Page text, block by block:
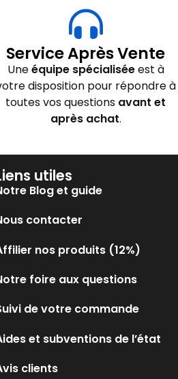
Service Après Vente
Uneéquipe spécialiséeest à
disposition pour répondre à
toutes vos questions avant et
après achat.
utiles
Blog et guide
contacter
nos produits (12%)
foire aux questions
de votre commande
et subventions de l’état
clients